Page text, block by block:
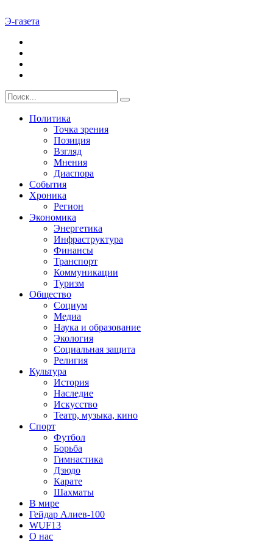
Э-газета
Политика
Точка зрения
Позиция
Взгляд
Мнения
Диаспора
События
Хроника
Регион
Экономика
Энергетика
Инфраструктура
Финансы
Транспорт
Коммуникации
Туризм
Общество
Социум
Медиа
Наука и образование
Экология
Социальная защита
Религия
Культура
История
Наследие
Искусство
Театр, музыка, кино
Спорт
Футбол
Борьба
Гимнастика
Дзюдо
Карате
Шахматы
В мире
Гейдар Алиев-100
WUF13
О нас